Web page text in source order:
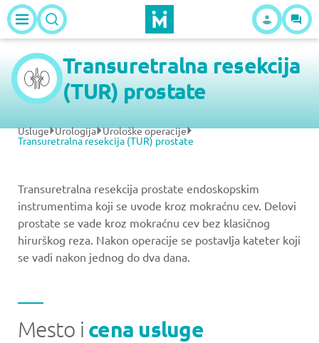
Transuretralna resekcija
(TUR) prostate
Usluge Urologija Urološke operacije
Transuretralna resekcija (TUR) prostate
Transuretralna resekcija prostate endoskopskim
instrumentima koji se uvode kroz mokraćnu cev. Delovi
prostate se vade kroz mokraćnu cev bez klasičnog
hirurškog reza. Nakon operacije se postavlja kateter koji
se vadi nakon jednog do dva dana.
Mesto i cena usluge